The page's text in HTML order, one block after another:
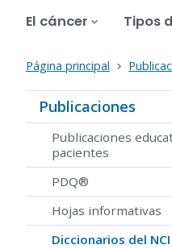
El cáncer Tipos
Página principal
Publicaciones
Publicaciones
pacientes
PDQ®
Hojas informativas
Diccionarios del NCI